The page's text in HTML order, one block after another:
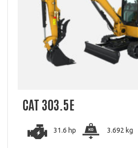
CAT 303.5E
31.6 hp 3.692 kg